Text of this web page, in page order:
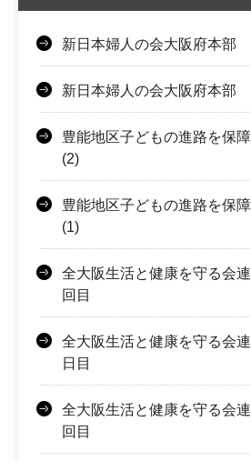
新日本婦人の会大阪府本部
新日本婦人の会大阪府本部
豊能地区子どもの進路を保
(2)
豊能地区子どもの進路を保
(1)
全大阪生活と健康を守る会
回目
全大阪生活と健康を守る会
日目
全大阪生活と健康を守る会
回目